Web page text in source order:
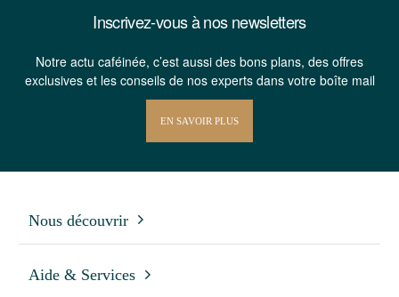
Inscrivez-vous à nos newsletters
Notre actu caféinée, c’est aussi des bons plans, des offres
exclusives et les conseils de nos experts dans votre boîte mail
EN SAVOIR PLUS
Nous découvrir
Aide & Services